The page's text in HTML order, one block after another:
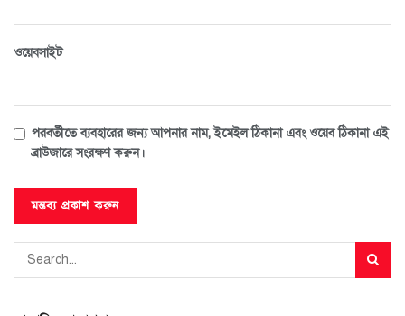
ওয়েবসাইট
পরবর্তীতে ব্যবহারের জন্য আপনার নাম, ইমেইল ঠিকানা এবং ওয়েব ঠিকানা এই
ব্রাউজারে সংরক্ষণ করুন।